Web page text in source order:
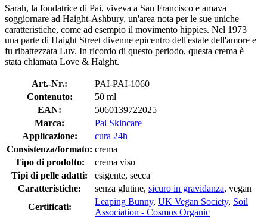
Sarah, la fondatrice di Pai, viveva a San Francisco e amava
soggiornare ad Haight-Ashbury, un'area nota per le sue uniche
caratteristiche, come ad esempio il movimento hippies. Nel 1973
una parte di Haight Street divenne epicentro dell'estate dell'amore e
fu ribattezzata Luv. In ricordo di questo periodo, questa crema è
stata chiamata Love & Haight.
Art.-Nr.:
PAI-PAI-1060
Contenuto:
50 ml
EAN:
5060139722025
Marca:
Pai Skincare
Applicazione:
cura 24h
Consistenza/formato: crema
Tipo di prodotto:
crema viso
Tipi di pelle adatti:
esigente, secca
Caratteristiche:
senza glutine, sicuro in gravidanza, vegan
Certificati:
Leaping Bunny, UK Vegan Society, Soil
Association - Cosmos Organic